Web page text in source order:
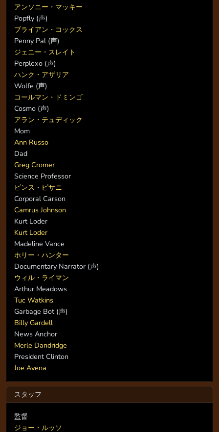
アンソニー・マッキー
Popfly (声)
ブライアン・コックス
Penny Pal (声)
ジェニー・スレイト
Perplexo (声)
ハンク・アザリア
Wolfe (声)
コールマン・ドミンゴ
Cosmo (声)
アラン・テュディック
Mom
Ann Russo
Dad
Greg Cromer
Science Professor
ビンス・ピサニ
Corporal Carson
Camrus Johnson
Kurt Loder
Kurt Loder
Madeline Vance
ホリー・ハンター
Documentary Narrator (声)
ウィル・ライマン
Arthur Meadows
Tuc Watkins
Garbage Bot (声)
Billy Gardell
News Anchor
Merle Dandridge
President Clinton
Joe Avena
スタッフ
監督
ジョー・ルッソ